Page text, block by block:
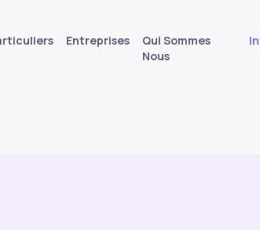
Entreprises
Qui Sommes
Nous